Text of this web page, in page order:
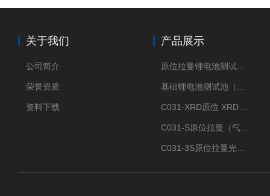
关于我们
公司简介
荣誉资质
资料下载
产品展示